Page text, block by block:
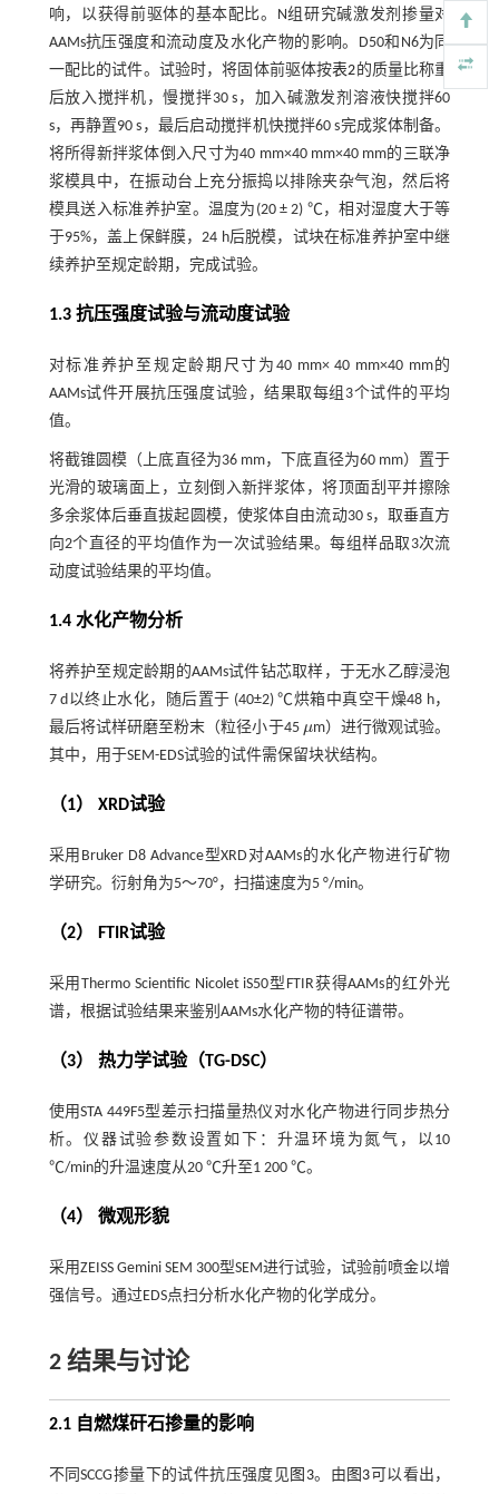
响，以获得前驱体的基本配比。N组研究碱激发剂掺量对
AAMs抗压强度和流动度及水化产物的影响。D50和N6为同
一配比的试件。试验时，将固体前驱体按表2 的质量比称重
后放入搅拌机，慢搅拌30 s，加入碱激发剂溶液快搅拌60
s，再静置90 s，最后启动搅拌机快搅拌60 s完成浆体制备。
将所得新拌浆体倒入尺寸为40 mm×40 mm×40 mm的三联净
浆模具中，在振动台上充分振捣以排除夹杂气泡，然后将
模具送入标准养护室。温度为(20 ± 2) ℃，相对湿度大于等
于95%，盖上保鲜膜，24 h后脱模，试块在标准养护室中继
续养护至规定龄期，完成试验。
1.3 抗压强度试验与流动度试验
对标准养护至规定龄期尺寸为40 mm× 40 mm×40 mm的
AAMs试件开展抗压强度试验，结果取每组3个试件的平均
值。
将截锥圆模（上底直径为36 mm，下底直径为60 mm）置于
光滑的玻璃面上，立刻倒入新拌浆体，将顶面刮平并擦除
多余浆体后垂直拔起圆模，使浆体自由流动30 s，取垂直方
向2个直径的平均值作为一次试验结果。每组样品取3次流
动度试验结果的平均值。
1.4 水化产物分析
将养护至规定龄期的AAMs试件钻芯取样，于无水乙醇浸泡
7 d以终止水化，随后置于 (40±2) ℃烘箱中真空干燥48 h，
最后将试样研磨至粉末（粒径小于45 μ
μm）进行微观试验。
其中，用于SEM-EDS试验的试件需保留块状结构。
（1） XRD试验
采用Bruker D8 Advance型XRD对AAMs的水化产物进行矿物
学研究。衍射角为5～70°，扫描速度为5 °/min。
（2） FTIR试验
采用Thermo Scientific Nicolet iS50型FTIR获得AAMs的红外光
谱，根据试验结果来鉴别AAMs水化产物的特征谱带。
（3） 热力学试验（TG-DSC）
使用STA 449F5型差示扫描量热仪对水化产物进行同步热分
析。仪器试验参数设置如下：升温环境为氮气，以10
℃/min的升温速度从20 ℃升至1 200 ℃。
（4） 微观形貌
采用ZEISS Gemini SEM 300型SEM进行试验，试验前喷金以增
强信号。通过EDS点扫分析水化产物的化学成分。
2 结果与讨论
2.1 自燃煤矸石掺量的影响
不同SCCG掺量下的试件抗压强度见图3。由 图3 可以看出，